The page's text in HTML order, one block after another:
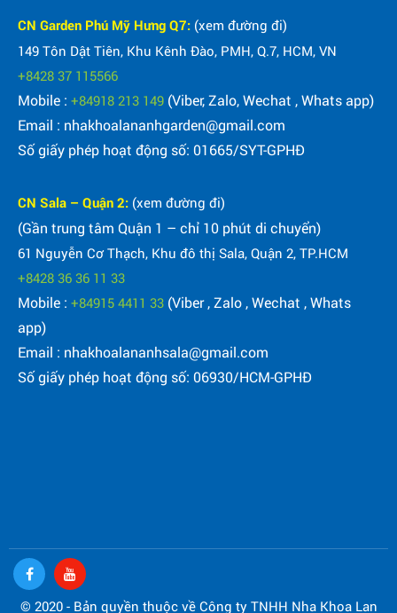
CN Garden Phú Mỹ Hưng Q7: (xem đường đi)
149 Tôn Dật Tiên, Khu Kênh Đào, PMH, Q.7, HCM, VN
+8428 37 115566
Mobile : +84918 213 149 (Viber, Zalo, Wechat , Whats app)
Email : nhakhoalananhgarden@gmail.com
Số giấy phép hoạt động số: 01665/SYT-GPHĐ
CN Sala – Quận 2: (xem đường đi)
(Gần trung tâm Quận 1 – chỉ 10 phút di chuyển)
61 Nguyễn Cơ Thạch, Khu đô thị Sala, Quận 2, TP.HCM
+8428 36 36 11 33
Mobile : +84915 4411 33 (Viber , Zalo , Wechat , Whats
app)
Email : nhakhoalananhsala@gmail.com
Số giấy phép hoạt động số: 06930/HCM-GPHĐ
© 2020 - Bản quyền thuộc về Công ty TNHH Nha Khoa Lan